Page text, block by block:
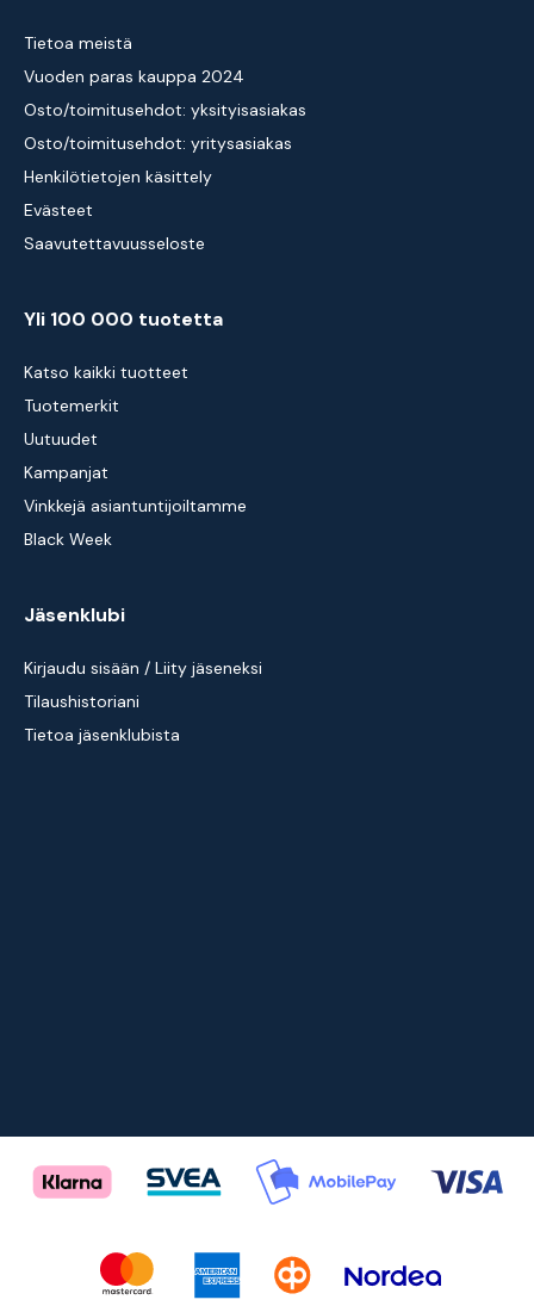
Tietoa meistä
Vuoden paras kauppa 2024
Osto/toimitusehdot: yksityisasiakas
Osto/toimitusehdot: yritysasiakas
Henkilötietojen käsittely
Evästeet
Saavutettavuusseloste
Yli 100 000 tuotetta
Katso kaikki tuotteet
Tuotemerkit
Uutuudet
Kampanjat
Vinkkejä asiantuntijoiltamme
Black Week
Jäsenklubi
Kirjaudu sisään / Liity jäseneksi
Tilaushistoriani
Tietoa jäsenklubista